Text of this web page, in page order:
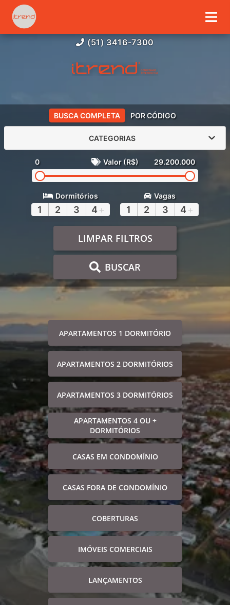
(51) 3416-7300
BUSCA COMPLETA POR CÓDIGO
CATEGORIAS
0 Valor (R$) 29.200.000
Dormitórios
1 2 3 4 +
Vagas
1 2 3 4 +
LIMPAR FILTROS
BUSCAR
APARTAMENTOS 1 DORMITÓRIO
APARTAMENTOS 2 DORMITÓRIOS
APARTAMENTOS 3 DORMITÓRIOS
APARTAMENTOS 4 OU +
DORMITÓRIOS
CASAS EM CONDOMÍNIO
CASAS FORA DE CONDOMÍNIO
COBERTURAS
IMÓVEIS COMERCIAIS
LANÇAMENTOS